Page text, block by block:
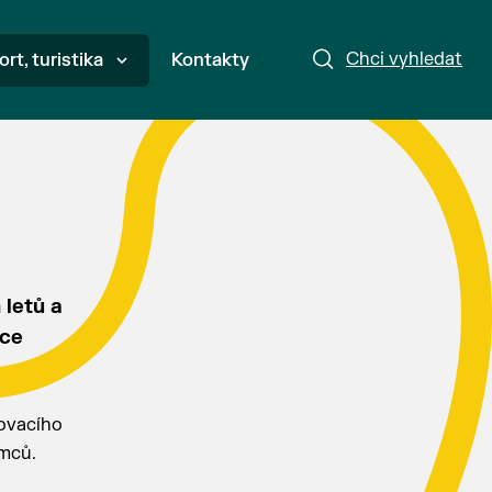
Chci vyhledat
turistika Kontakty
letů a